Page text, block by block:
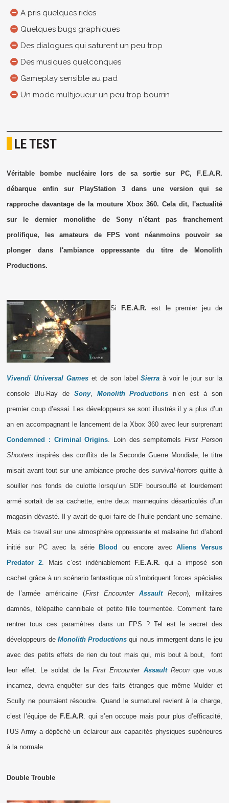
A pris quelques rides
Quelques bugs graphiques
Des dialogues qui saturent un peu trop
Des musiques quelconques
Gameplay sensible au pad
Un mode multijoueur un peu trop bourrin
LE TEST
Véritable bombe nucléaire lors de sa sortie sur PC, F.E.A.R.
débarque enfin sur PlayStation 3 dans une version qui se
rapproche davantage de la mouture Xbox 360. Cela dit, l'actualité
sur le dernier monolithe de Sony n'étant pas franchement
prolifique, les amateurs de FPS vont néanmoins pouvoir se
plonger dans l'ambiance oppressante du titre de Monolith
Productions.
Si F.E.A.R. est le premier jeu de
Vivendi Universal Games et de son labelSierra à voir le jour sur la
console Blu-Ray de Sony, Monolith Productions n’en est à son
premier coup d’essai. Les développeurs se sont illustrés il y a plus d’un
an en accompagnant le lancement de la Xbox 360 avec leur surprenant
Condemned : Criminal Origins . Loin des sempiternels First Person
Shooters inspirés des conflits de la Seconde Guerre Mondiale, le titre
misait avant tout sur une ambiance proche des survival-horrors quitte à
souiller nos fonds de culotte lorsqu’un SDF boursouflé et lourdement
armé sortait de sa cachette, entre deux mannequins désarticulés d’un
magasin dévasté. Il y avait de quoi faire de l’huile pendant une semaine.
Mais ce travail sur une atmosphère oppressante et malsaine fut d’abord
initié sur PC avec la série
Blood ou encore avecAliens Versus
Predator 2 . Mais c’est indéniablement F.E.A.R. qui a imposé son
cachet grâce à un scénario fantastique où s’imbriquent forces spéciales
de l’armée américaine (First Encounter AssaultRecon), militaires
damnés, télépathe cannibale et petite fille tourmentée. Comment faire
rentrer tous ces paramètres dans un FPS ? Tel est le secret des
développeurs de Monolith Productions qui nous immergent dans le jeu
avec des petits effets de rien du tout mais qui, mis bout à bout,
font
leur effet. Le soldat de laFirst Encounter AssaultRecon que vous
incarnez, devra enquêter sur des faits étranges que même Mulder et
Scully ne pourraient résoudre. Quand le surnaturel revient à la charge,
c’est l’équipe de F.E.A.R. qui s’en occupe mais pour plus d’efficacité,
l’US Army a dépêché un éclaireur aux capacités physiques supérieures
à la normale.
Double Trouble